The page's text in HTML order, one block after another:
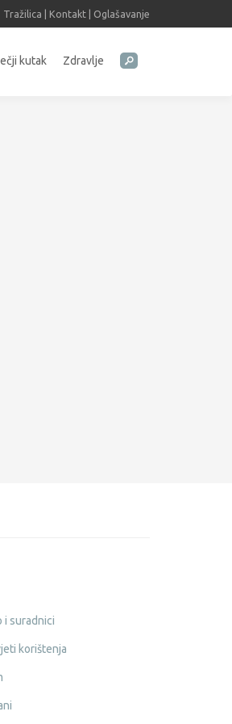
Tražilica Kontakt Oglašavanje
kutak Zdravlje
i suradnici
korištenja